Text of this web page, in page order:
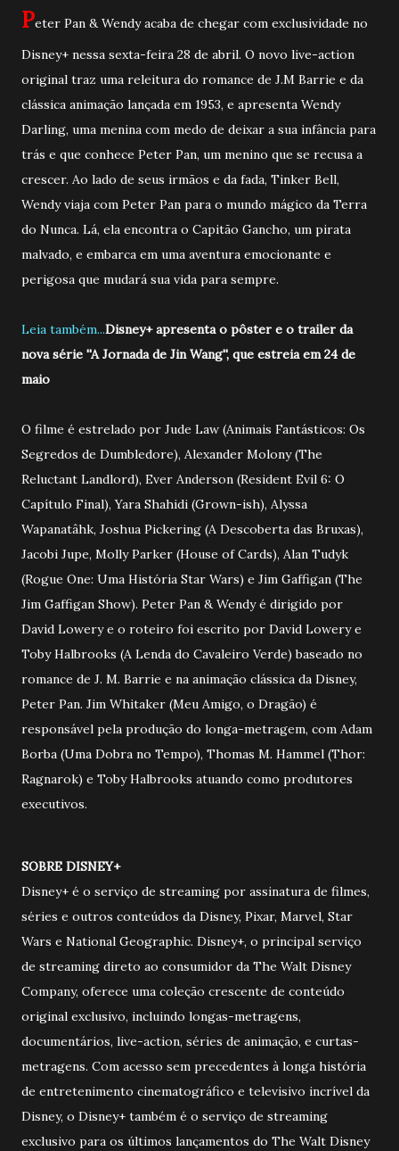
Peter Pan & Wendy acaba de chegar com exclusividade no
Disney+ nessa sexta-feira 28 de abril. O novo live-action
original traz uma releitura do romance de J.M Barrie e da
clássica animação lançada em 1953, e apresenta Wendy
Darling, uma menina com medo de deixar a sua infância para
trás e que conhece Peter Pan, um menino que se recusa a
crescer. Ao lado de seus irmãos e da fada, Tinker Bell,
Wendy viaja com Peter Pan para o mundo mágico da Terra
do Nunca. Lá, ela encontra o Capitão Gancho, um pirata
malvado, e embarca em uma aventura emocionante e
perigosa que mudará sua vida para sempre.
Leia também...Disney+ apresenta o pôster e o trailer da
nova série ''A Jornada de Jin Wang'', que estreia em 24 de
maio
O filme é estrelado por Jude Law (Animais Fantásticos: Os
Segredos de Dumbledore), Alexander Molony (The
Reluctant Landlord), Ever Anderson (Resident Evil 6: O
Capítulo Final), Yara Shahidi (Grown-ish), Alyssa
Wapanatâhk, Joshua Pickering (A Descoberta das Bruxas),
Jacobi Jupe, Molly Parker (House of Cards), Alan Tudyk
(Rogue One: Uma História Star Wars) e Jim Gaffigan (The
Jim Gaffigan Show). Peter Pan & Wendy é dirigido por
David Lowery e o roteiro foi escrito por David Lowery e
Toby Halbrooks (A Lenda do Cavaleiro Verde) baseado no
romance de J. M. Barrie e na animação clássica da Disney,
Peter Pan. Jim Whitaker (Meu Amigo, o Dragão) é
responsável pela produção do longa-metragem, com Adam
Borba (Uma Dobra no Tempo), Thomas M. Hammel (Thor:
Ragnarok) e Toby Halbrooks atuando como produtores
executivos.
SOBRE DISNEY+
Disney+ é o serviço de streaming por assinatura de filmes,
séries e outros conteúdos da Disney, Pixar, Marvel, Star
Wars e National Geographic. Disney+, o principal serviço
de streaming direto ao consumidor da The Walt Disney
Company, oferece uma coleção crescente de conteúdo
original exclusivo, incluindo longas-metragens,
documentários, live-action, séries de animação, e curtas-
metragens. Com acesso sem precedentes à longa história
de entretenimento cinematográfico e televisivo incrível da
Disney, o Disney+ também é o serviço de streaming
exclusivo para os últimos lançamentos do The Walt Disney